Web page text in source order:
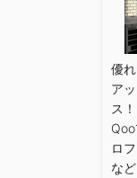
優
ア
ス
ロ
な